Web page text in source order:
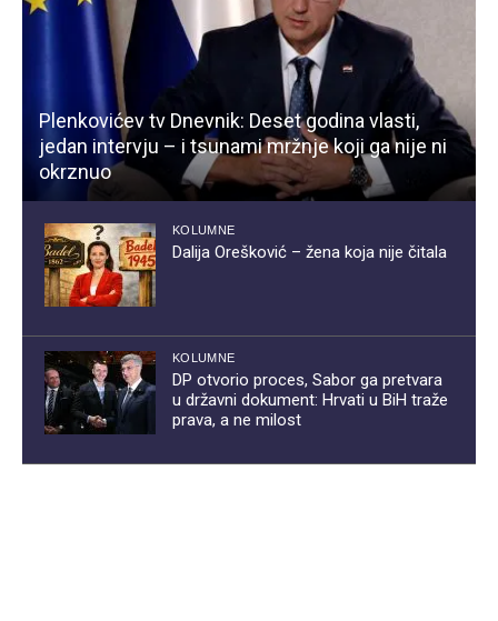
Plenkovićev tv Dnevnik: Deset godina vlasti,
jedan intervju – i tsunami mržnje koji ga nije ni
okrznuo
KOLUMNE
Dalija Orešković – žena koja nije čitala
KOLUMNE
DP otvorio proces, Sabor ga pretvara
u državni dokument: Hrvati u BiH traže
prava, a ne milost